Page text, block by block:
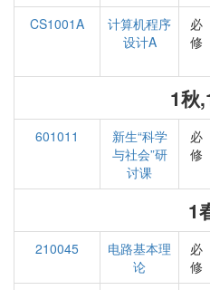
CS1001A
计算机程序
设计A
必
修
1秋
601011
新生“科学
与社会”研
讨课
必
修
1
210045
电路基本理
论
必
修